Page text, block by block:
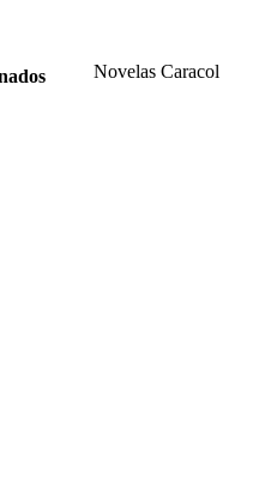
Novelas Caracol